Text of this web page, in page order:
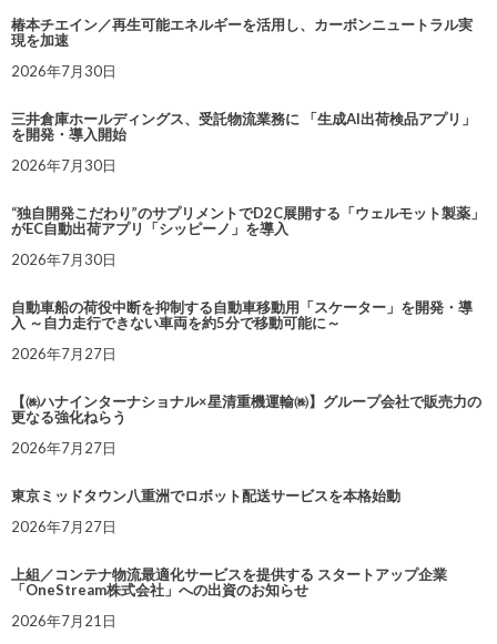
椿本チエイン／再生可能エネルギーを活用し、カーボンニュートラル実
現を加速
2026年7月30日
三井倉庫ホールディングス、受託物流業務に 「生成AI出荷検品アプリ」
を開発・導入開始
2026年7月30日
“独自開発こだわり”のサプリメントでD2C展開する「ウェルモット製薬」
がEC自動出荷アプリ「シッピーノ」を導入
2026年7月30日
自動車船の荷役中断を抑制する自動車移動用「スケーター」を開発・導
入 ～自力走行できない車両を約5分で移動可能に～
2026年7月27日
【㈱ハナインターナショナル×星清重機運輸㈱】グループ会社で販売力の
更なる強化ねらう
2026年7月27日
東京ミッドタウン八重洲でロボット配送サービスを本格始動
2026年7月27日
上組／コンテナ物流最適化サービスを提供する スタートアップ企業
「OneStream株式会社」への出資のお知らせ
2026年7月21日